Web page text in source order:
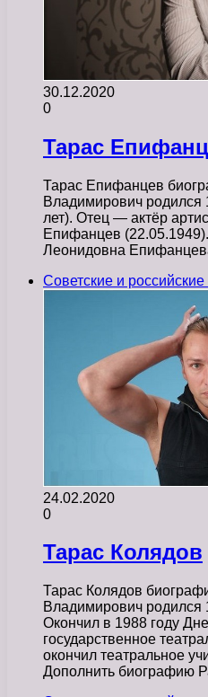
30.12.2020
0
Тарас
Тарас Епифанцев
Владимирович родился
лет). Отец — актёр
Епифанцев
Леонидовна
Советские и
24.02.2020
0
Тарас Колядов
Тарас Колядов
Владимирович родился
Окончил в 1988 году
государственное
окончил театральное
Дополнить биографию